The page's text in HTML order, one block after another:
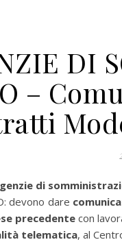
DI
–
di
devono dare
precedentecon
telematica, al